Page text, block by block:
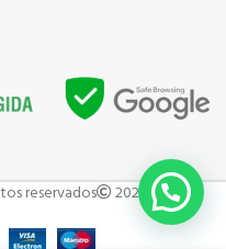
reservados 2023 .